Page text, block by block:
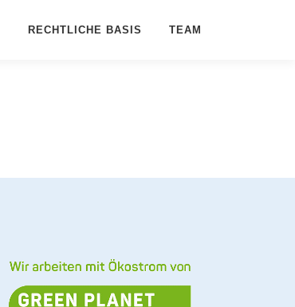
RECHTLICHE BASIS TEAM